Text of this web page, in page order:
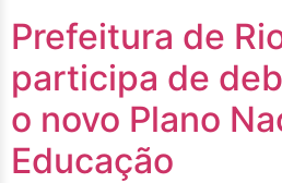
Prefeitura de
participa de
o novo Plano
Educação